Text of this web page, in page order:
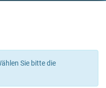
Sie bitte die